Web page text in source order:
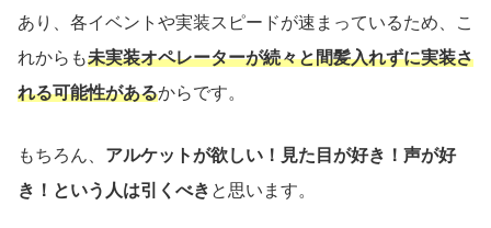
あり、各イベントや実装スピードが速まっているため、こ
れからも未実装オペレーターが続々と間髪入れずに実装さ
れる可能性があるからです。
もちろん、 アルケットが欲しい！見た目が好き！声が好
き！という人は引くべき と思います。